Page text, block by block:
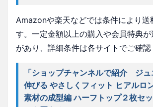
Amazonや楽天などでは条件により送
す。一定金額以上の購入や会員特典
があり、詳細条件は各サイトでご確認
「ショップチャンネルで紹介 ジュ
伸びる やさしくフィット ヒアルロ
素材の成型編 ハーフトップ２枚セ